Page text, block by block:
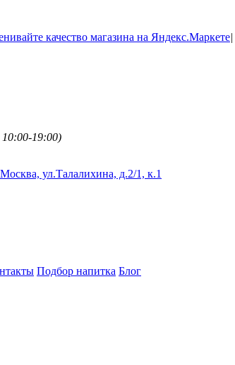
|
19:00)
Москва, ул.Талалихина, д.2/1, к.1
Подбор напитка Блог